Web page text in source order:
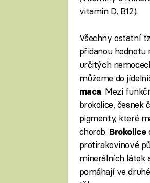
vitamin D, B12).
Všechny ostatní
přidanou
určitých
můžeme do
maca. Mezi
brokolice, česnek
pigmenty, které
chorob. Brokolice
protirakovinové
minerálních látek
pomáhají ve